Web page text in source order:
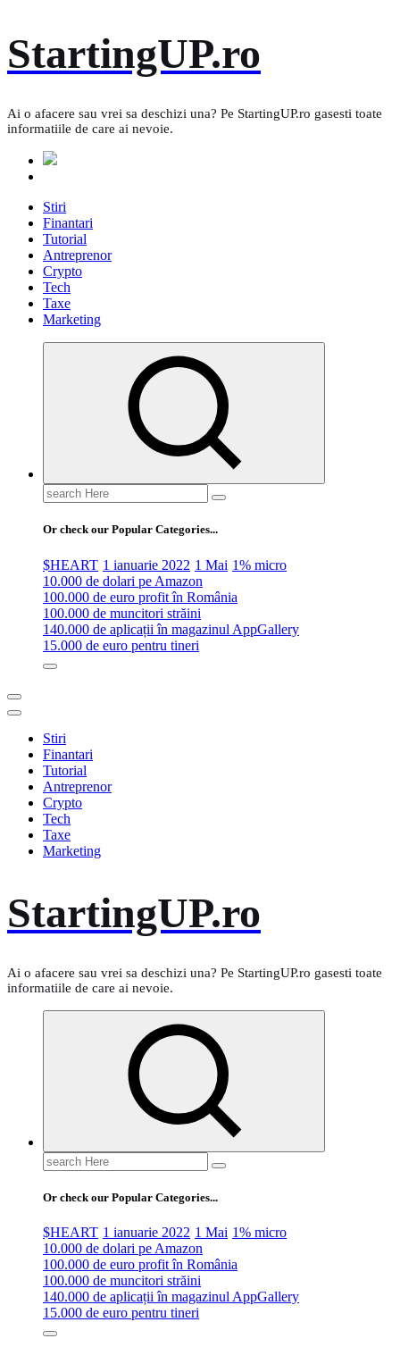
to
content
StartingUP.ro
Ai o afacere sau vrei sa deschizi una? Pe StartingUP.ro gasesti toate
informatiile de care ai nevoie.
Stiri
Finantari
Tutorial
Antreprenor
Crypto
Tech
Taxe
Marketing
Search
for:
Or check our Popular Categories...
$HEART 1 ianuarie 2022 1 Mai 1% micro
10.000 de dolari pe Amazon
100.000 de euro profit în România
100.000 de muncitori străini
140.000 de aplicații în magazinul AppGallery
15.000 de euro pentru tineri
Stiri
Finantari
Tutorial
Antreprenor
Crypto
Tech
Taxe
Marketing
StartingUP.ro
Ai o afacere sau vrei sa deschizi una? Pe StartingUP.ro gasesti toate
informatiile de care ai nevoie.
Search
for:
Or check our Popular Categories...
$HEART 1 ianuarie 2022 1 Mai 1% micro
10.000 de dolari pe Amazon
100.000 de euro profit în România
100.000 de muncitori străini
140.000 de aplicații în magazinul AppGallery
15.000 de euro pentru tineri